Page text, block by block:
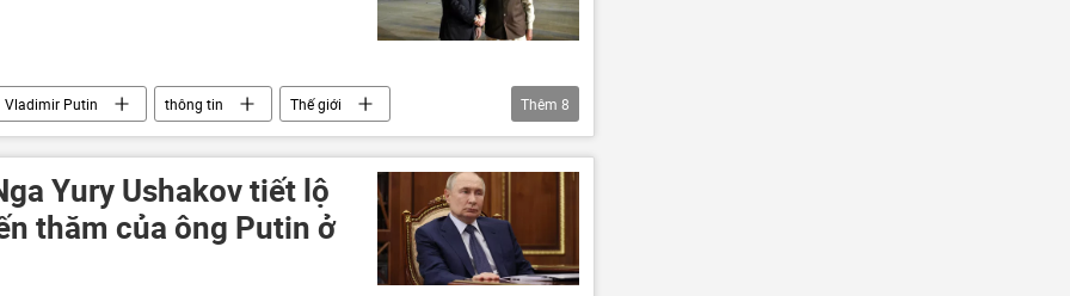
Vladimir Putin thông tin
Thế giới
Delhi
Narendra Modi
chuyến thăm
Elvira Nabiullina Vladimir Kolokoltsev
Thêm 8
Yury Ushakov tiết lộ
thăm của ông Putin ở